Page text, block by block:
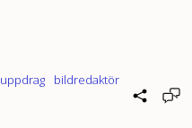
uppdrag bildredaktör